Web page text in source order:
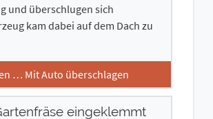
und überschlugen sich
kam dabei auf dem Dach zu
… Mit Auto überschlagen
eingeklemmt